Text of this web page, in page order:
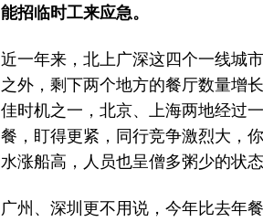
能招临时工来应急。
近一年来，北上广深这四个一线城
之外，剩下两个地方的餐厅数量增
佳时机之一，北京、上海两地经过
餐，盯得更紧，同行竞争激烈大，
水涨船高，人员也呈僧多粥少的状态
广州、深圳更不用说，今年比去年